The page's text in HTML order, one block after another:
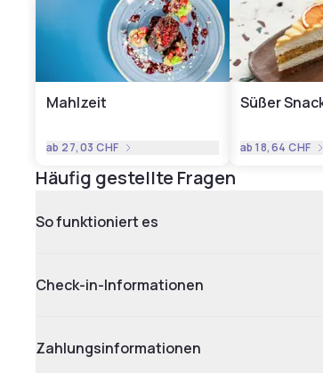
Mahlzeit
ab 27,03 CHF
Süßer
ab18,64 CHF
Häufig gestellte Fragen
So funktioniert es
Check-in-Informationen
Zahlungsinformationen